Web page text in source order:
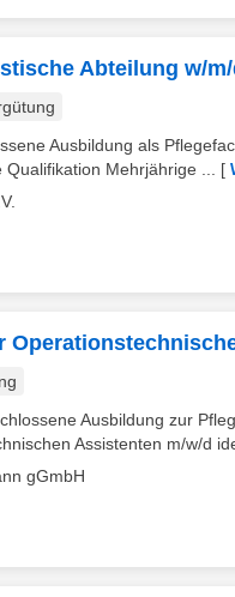
Abteilung w/
Ausbildung als
Mehrjährige ...
[
Ausbildung zur
Assistenten m/w/d
gGmbH